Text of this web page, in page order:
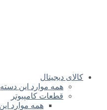
کالای دیجیتال
همه موارد این دسته
قطعات کامپیوتر
همه موارد